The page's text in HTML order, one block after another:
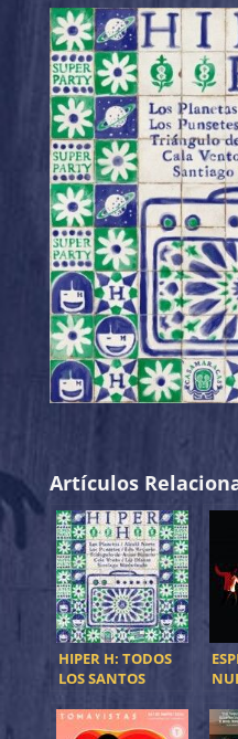
Artículos
HIPER H: TODOS
LOS SANTOS